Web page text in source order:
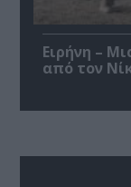
Ειρήνη –
από τον